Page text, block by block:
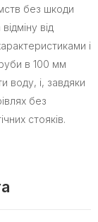
без шкоди
від
і
в 100 мм
воду, і, завдяки
без
стояків.